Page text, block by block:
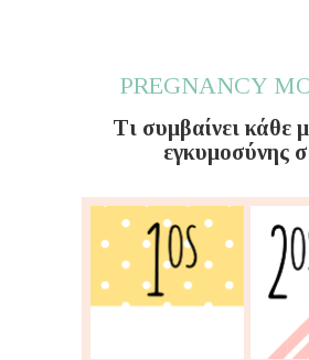
PREGNANCY
Τι συμβαίνει κάθε
εγκυμοσύνης